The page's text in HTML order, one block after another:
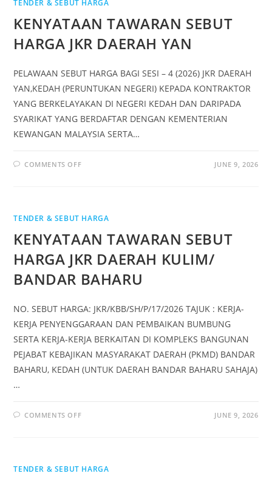
TENDER & SEBUT HARGA
KENYATAAN TAWARAN SEBUT
HARGA JKR DAERAH YAN
PELAWAAN SEBUT HARGA BAGI SESI – 4 (2026) JKR DAERAH
YAN,KEDAH (PERUNTUKAN NEGERI) KEPADA KONTRAKTOR
YANG BERKELAYAKAN DI NEGERI KEDAH DAN DARIPADA
SYARIKAT YANG BERDAFTAR DENGAN KEMENTERIAN
KEWANGAN MALAYSIA SERTA…
COMMENTS OFF JUNE 9, 2026
TENDER & SEBUT HARGA
KENYATAAN TAWARAN SEBUT
HARGA JKR DAERAH KULIM/
BANDAR BAHARU
NO. SEBUT HARGA: JKR/KBB/SH/P/17/2026 TAJUK : KERJA-
KERJA PENYENGGARAAN DAN PEMBAIKAN BUMBUNG
SERTA KERJA-KERJA BERKAITAN DI KOMPLEKS BANGUNAN
PEJABAT KEBAJIKAN MASYARAKAT DAERAH (PKMD) BANDAR
BAHARU, KEDAH (UNTUK DAERAH BANDAR BAHARU SAHAJA)
…
COMMENTS OFF JUNE 9, 2026
TENDER & SEBUT HARGA